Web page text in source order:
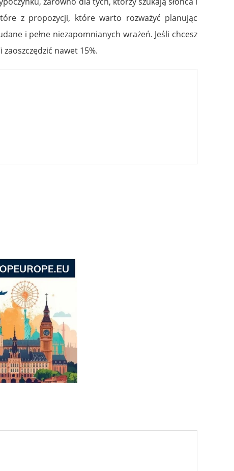
z propozycji, które warto rozważyć planując
i pełne niezapomnianych wrażeń. Jeśli chcesz
zaoszczędzić nawet 15%.